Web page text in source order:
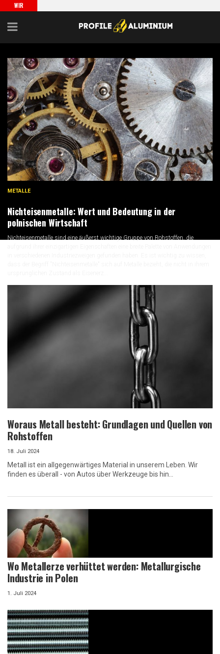
WIR
METALLE
Nichteisenmetalle: Wert und Bedeutung in der
polnischen Wirtschaft
Nichteisenmetalle sind eine äußerst wichtige Gruppe von Rohstoffen, die
Woraus Metall besteht: Grundlagen und Quellen von
Rohstoffen
18. Juli 2024
Metall ist ein allgegenwärtiges Material in unserem Leben. Wir
finden es überall - von Autos über Werkzeuge bis hin...
Wo Metallerze verhüttet werden: Metallurgische
Industrie in Polen
1. Juli 2024